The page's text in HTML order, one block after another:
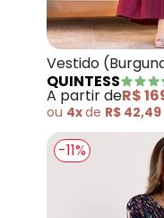
Vestido
QUINTESS
A partir deR$
ou 4xde R$ 42,49
-11%